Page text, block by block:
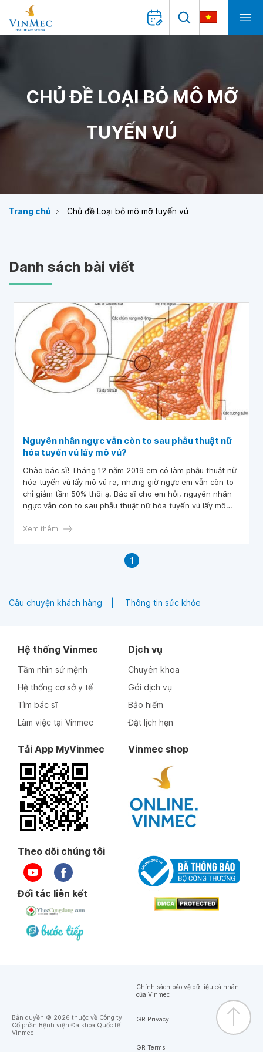
CHỦ ĐỀ LOẠI BỎ MÔ MỠ
TUYẾN VÚ
Trang chủ Chủ đề Loại bỏ mô mỡ tuyến vú
Danh sách bài viết
Nguyên nhân ngực vẫn còn to sau phẫu thuật nữ
hóa tuyến vú lấy mô vú?
Chào bác sĩ! Tháng 12 năm 2019 em có làm phẫu thuật nữ
hóa tuyến vú lấy mô vú ra, nhưng giờ ngực em vẫn còn to
chỉ giảm tầm 50% thôi ạ. Bác sĩ cho em hỏi, nguyên nhân
ngực vẫn còn to sau phẫu thuật nữ hóa tuyến vú lấy mô
Xem thêm
1
Câu chuyện khách hàng Thông tin sức khỏe
Hệ thống Vinmec
Tầm nhìn sứ mệnh
Hệ thống cơ sở y tế
Tìm bác sĩ
Làm việc tại Vinmec
Dịch vụ
Chuyên khoa
Gói dịch vụ
Bảo hiểm
Đặt lịch hẹn
Tải App MyVinmec Vinmec shop
Theo dõi chúng tôi
Đối tác liên kết
Bản quyền © 2026 thuộc về Công ty
Cổ phần Bệnh viện Đa khoa Quốc tế
Vinmec
Chính sách bảo vệ dữ liệu cá nhân
của Vinmec
GR Privacy
GR Terms